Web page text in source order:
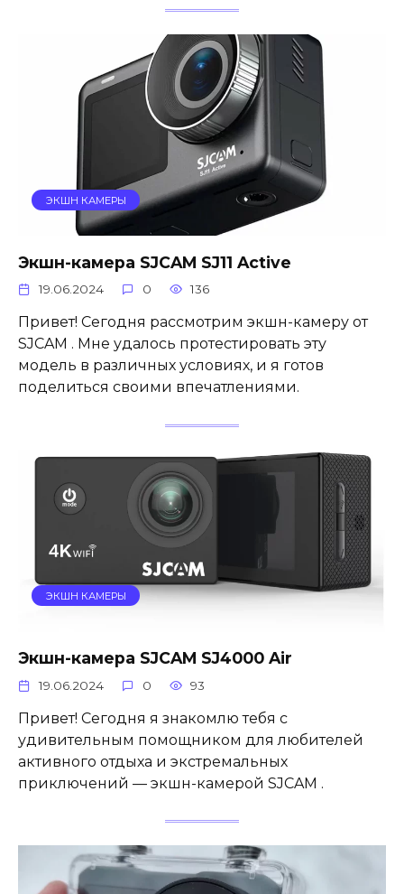
ЭКШН КАМЕРЫ
Экшн-камера SJCAM SJ11 Active
19.06.2024 0 136
Привет! Сегодня рассмотрим экшн-камеру от
SJCAM . Мне удалось протестировать эту
модель в различных условиях, и я готов
поделиться своими впечатлениями.
ЭКШН КАМЕРЫ
Экшн-камера SJCAM SJ4000 Air
19.06.2024 0 93
Привет! Сегодня я знакомлю тебя с
удивительным помощником для любителей
активного отдыха и экстремальных
приключений — экшн-камерой SJCAM .